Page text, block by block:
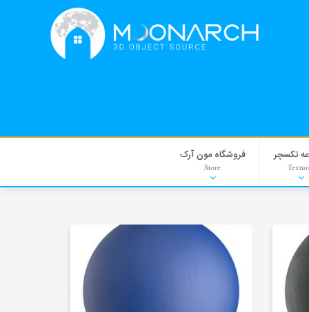
Exterior Scenes
تکسچر فروشگاه مون آرک
Store